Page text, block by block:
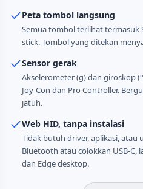
Peta tombol langsung
Semua tombol terlihat termasuk
stick. Tombol yang ditekan
Sensor gerak
Akselerometer (g) dan giroskop
Joy-Con dan Pro Controller.
jatuh.
Web HID, tanpa instalasi
Tidak butuh driver, aplikasi, atau
Bluetooth atau colokkan USB-
dan Edge desktop.